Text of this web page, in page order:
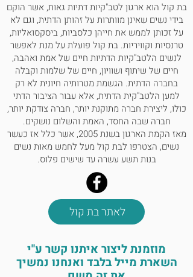
בת קול הוא ארגון לטב"קיות דתיות גאות, אשר הוקם
בידי נשים שאינן מוותרות על זהותן הדתית, וגם לא
על זכותן לממש את חייהן כלסביות, ביסקסואליות,
טרנסיות וקוויריות. בת קול פועלת על מנת לאפשר
לנשים הלטב"קיות הדתיות חיים של אמת ואהבה,
חיים של שיתוף ושוויון, חיים של שלמות וקבלה
בחברה הדתית. הגשמת מטרותיה חיונית לא רק
למען הלטב"קית הדתית, אלא עבור הציבור הדתי
כולו, ליצירת חברה מתוקנת יותר, חברה צודקת יותר,
חברה שבה החסד, האמת והשלום נושקים.
מאז הקמת הארגון בשנת 2005, אשר כלל אז כעשר
נשים, הצטרפו לבת קול מעל לחמש מאות נשים
בנות תשע עשרה עד שישים פלוס.
לאתר בת קול
מוזמנת ליצור איתנו קשר ע"י
השארת מייל בלבד ואנחנו נמשיך